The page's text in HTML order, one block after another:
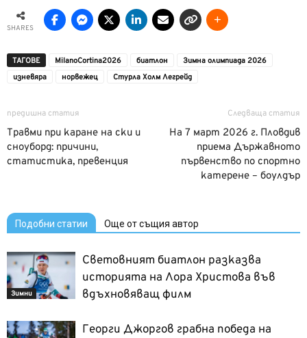
SHARES
ТАГОВЕ MilanoCortina2026 биатлон
Зимна олимпиада 2026
изневяра
норвежец Стурла Холм Легрейд
предишна статия
Травми при каране на ски и
сноуборд: причини,
статистика, превенция
Следваща статия
На 7 март 2026 г. Пловдив
приема Държавното
първенство по спортно
катерене – боулдър
Подобни статии Още от същия автор
Зимни
Световният биатлон разказва
историята на Лора Христова във
вдъхновяващ филм
Георги Джоргов грабна победа на